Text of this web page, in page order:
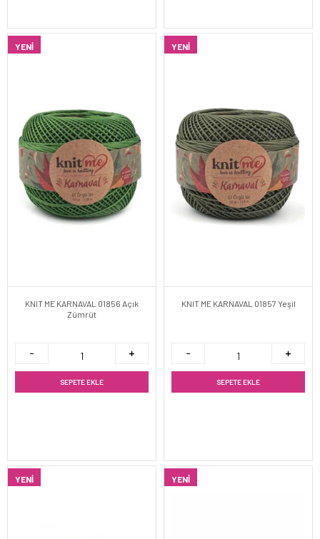
YENI
KNIT ME KARNAVAL 01856 Açık
Zümrüt
SEPETE EKLE
YENI
KNIT ME KARNAVAL 01857 Yeşil
SEPETE EKLE
YENI YENI